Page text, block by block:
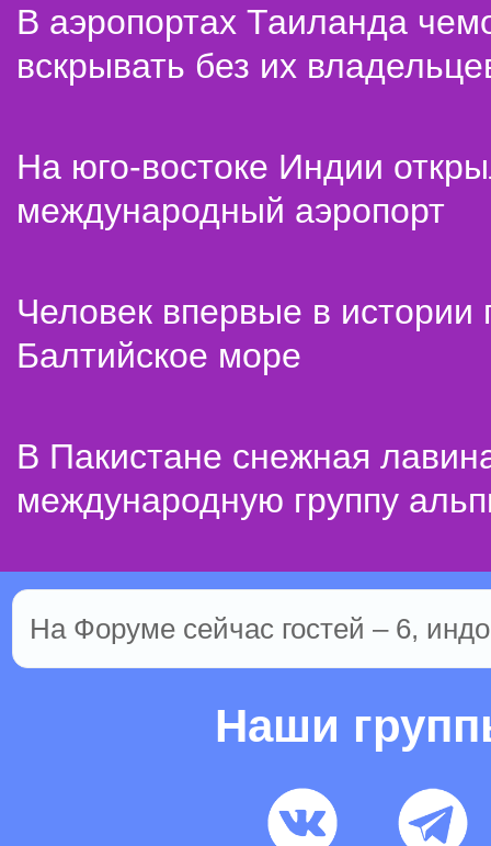
В аэропортах Таиланда
вскрывать без их
На юго-востоке Индии
международный аэропорт
Человек впервые в истории
Балтийское море
В Пакистане снежная
международную группу
На Форуме сейчас гостей – 6,
Наши